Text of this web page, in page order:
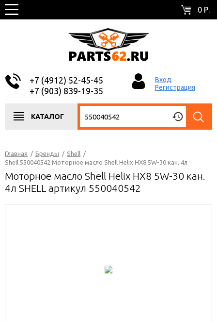
0 Р.
+7 (4912) 52-45-45
+7 (903) 839-19-35
Вход
Регистрация
КАТАЛОГ
Главная / Бренды / Shell /
Shell 550040542 Моторное масло Shell Helix HX8 5W-30 кан. 4л
Моторное масло Shell Helix HX8 5W-30 кан.
4л SHELL артикул 550040542